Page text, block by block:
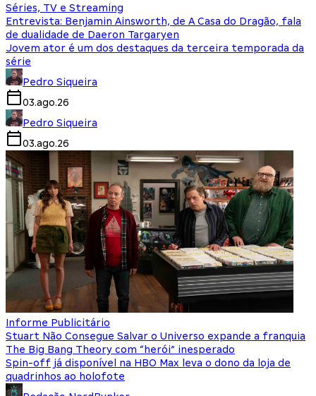
Séries, TV e Streaming
Entrevista: Benjamin Ainsworth, de A Casa do Dragão, fala
de dualidade de Daeron Targaryen
Jovem ator é um dos destaques da terceira temporada da
série
Pedro Siqueira
03.ago.26
Pedro Siqueira
03.ago.26
Informe Publicitário
Stuart Não Consegue Salvar o Universo expande a franquia
The Big Bang Theory com “herói” inesperado
Spin-off já disponível na HBO Max leva o dono da loja de
quadrinhos ao holofote